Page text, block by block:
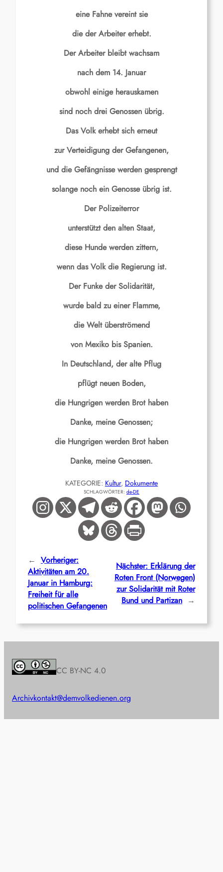
eine Fahne vereint sie
die der Arbeiter erhebt.
Der Arbeiter bleibt wachsam
nach dem 14. Januar
obwohl einige herauskamen
sind noch drei Genossen übrig.
Das Volk erhebt sich erneut
zur Verteidigung der Gefangenen,
und die Gefängnisse werden gesprengt
solange noch ein Genosse übrig ist.
Der Polizeiterror
unterstützt den alten Staat,
diese Hunde werden zittern,
wenn das Volk die Regierung ist.
Der Funke der Solidarität,
wurde bald zu einer Flamme,
die Welt überströmend
von Mexiko bis Spanien.
In Deutschland, der alte Pflug
pflügt neuen Boden,
die Hungrigen werden Brot haben
Danke, meine Genossen;
die Hungrigen werden Brot haben
Danke, meine Genossen.
KATEGORIE: Kultur, Dokumente
SCHLAGWÖRTER: de-DE
← Vorheriger:
Aktivitäten am 20.
Januar in Hamburg:
Freiheit für alle
politischen Gefangenen
Nächster: Erklärung der
Roten Front (Norwegen)
zur Solidarität mit Roter
Bund und Partizan →
CC BY-NC 4.0
Archivkontakt@demvolkedienen.org